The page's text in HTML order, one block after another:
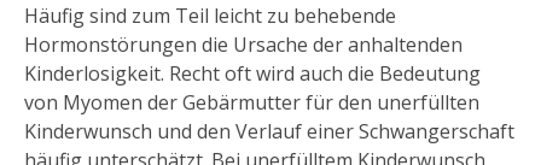
Häufig sind zum Teil leicht zu behebende
Hormonstörungen die Ursache der anhaltenden
Kinderlosigkeit. Recht oft wird auch die Bedeutung
von Myomen der Gebärmutter für den unerfüllten
Kinderwunsch und den Verlauf einer Schwangerschaft